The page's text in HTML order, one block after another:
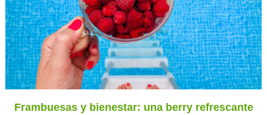
Frambuesas y bienestar: una berry refrescante